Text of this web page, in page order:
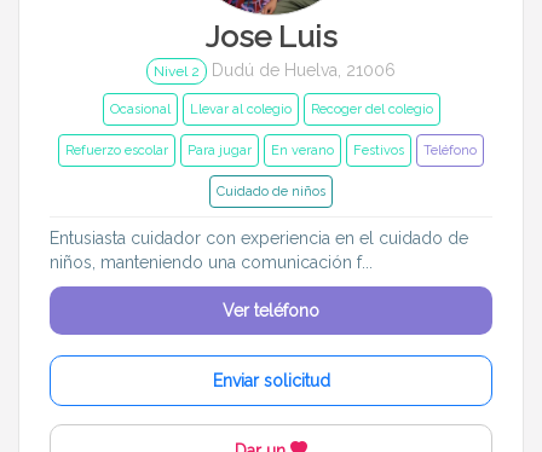
Jose Luis
Nivel 2 Dudú de Huelva, 21006
Ocasional Llevar al colegio Recoger del colegio
Refuerzo escolar Para jugar En verano Festivos Teléfono
Cuidado de niños
Entusiasta cuidador con experiencia en el cuidado de
niños, manteniendo una comunicación f...
Ver teléfono
Enviar solicitud